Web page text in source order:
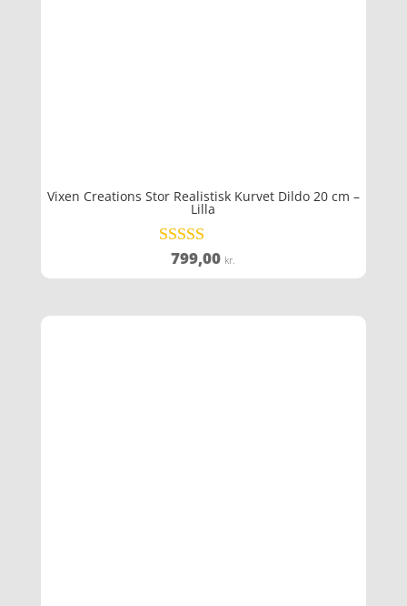
Vixen Creations Stor Realistisk Kurvet Dildo 20 cm –
Lilla
Vurderet
4.5
799,00 kr.